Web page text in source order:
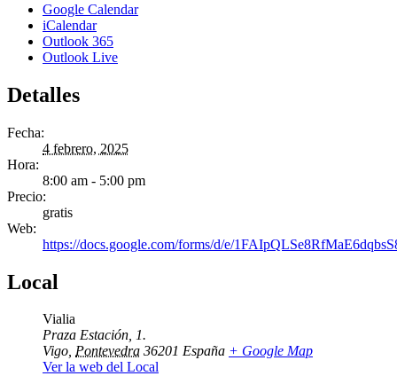
Google Calendar
iCalendar
Outlook 365
Outlook Live
Detalles
Fecha:
4 febrero, 2025
Hora:
8:00 am - 5:00 pm
Precio:
gratis
Web:
https://docs.google.com/forms/d/e/
Local
Vialia
Praza Estación, 1.
Vigo, Pontevedra 36201 España + Google Map
Ver la web del Local